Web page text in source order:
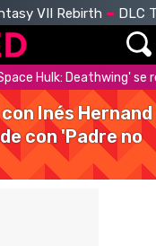
VII Rebirth DLC
Hulk: Deathwing' se
Inés Hernand
con 'Padre no